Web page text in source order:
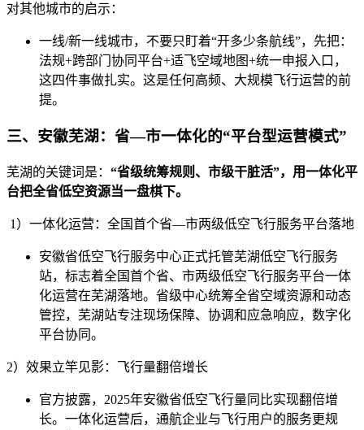
对其他城市的启示：
一线/新一线城市，不要只盯着“开多少条航线”，先把：
法规+跨部门协同平台+适飞空域地图+统一申报入口，
这四件事做扎实。这是任何高频、大规模飞行运营的前
提。
三、安徽芜湖：省—市一体化的“平台型运营模式”
芜湖的关键词是： “省级统筹规则、市级干脏活”，用一体化平
台把全省低空资源当一盘棋下。
1）一体化运营：全国首个省—市两级低空飞行服务平台落地
安徽省低空飞行服务中心正式托管芜湖低空飞行服务
站，标志着全国首个省、市两级低空飞行服务平台一体
化运营在芜湖落地。省级中心统筹全省空域资源和动态
管控，芜湖站专注现场保障、协调和应急响应，数字化
平台协同。
2）效果立竿见影：飞行量翻倍增长
官方披露，2025年安徽省低空飞行量同比实现翻倍增
长。一体化运营后，通航企业与飞行用户的服务更规